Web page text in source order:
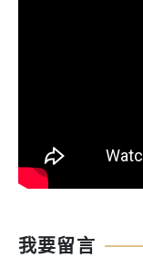
我要留言